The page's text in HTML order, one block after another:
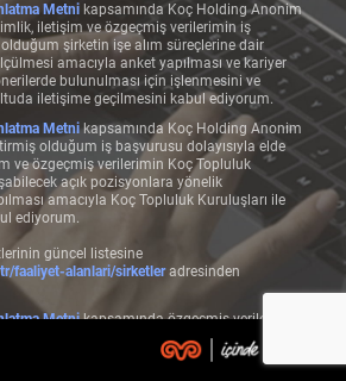
Metni kapsamında Koç Holding Anonim
iletişim ve özgeçmiş verilerimin iş
şirketin işe alım süreçlerine dair
amacıyla anket yapılması ve kariyer
bulunulması için işlenmesini ve
iletişime geçilmesini kabul ediyorum.
Metnikapsamında Koç Holding Anonim
olduğum iş başvurusu dolayısıyla elde
ve özgeçmiş verilerimin Koç Topluluk
açık pozisyonlara yönelik
amacıyla Koç Topluluk Kuruluşları ile
ediyorum.
güncel listesine
faaliyet-alanlari/sirketleradresinden
Metnikapsamında özgeçmiş verilerimin,
uygun olan pozisyonlarda değerlendirilebilmem
uygun şekilde test, görüşme, form ve